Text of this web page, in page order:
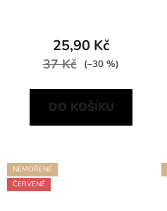
25,90 Kč
37 Kč (–30 %)
DO KOŠÍKU
NEMOŘENÉ
ČERVENÉ